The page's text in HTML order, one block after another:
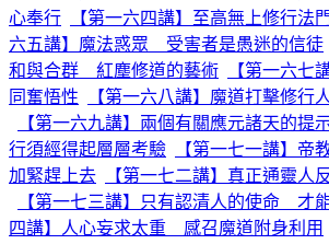
心奉行
【第一六四講】至高無上修行法
六五講】魔法惑眾 受害者是愚迷的信徒
和與合群 紅塵修道的藝術
【第一六七
同奮悟性
【第一六八講】魔道打擊修
【第一六九講】兩個有關應元諸天的提
行須經得起層層考驗
【第一七一講】帝
加緊趕上去
【第一七二講】真正通靈人
【第一七三講】只有認清人的使命 才
四講】人心妄求太重 感召魔道附身利用